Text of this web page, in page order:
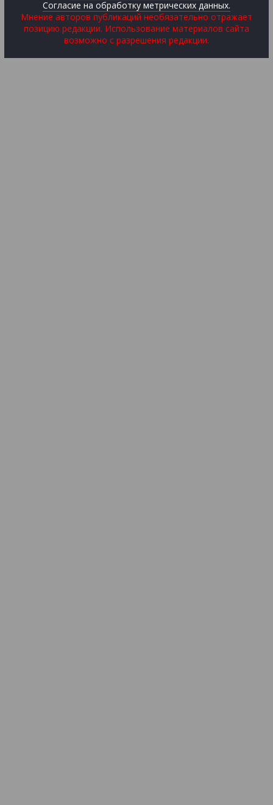
Согласие на обработку метрических данных.
Мнение авторов публикаций необязательно отражает
позицию редакции. Использование материалов сайта
возможно с разрешения редакции.